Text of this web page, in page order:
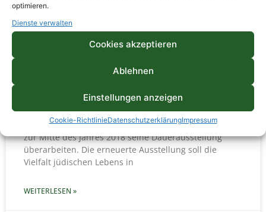
optimieren.
Dienste verwalten
Cookies akzeptieren
Ablehnen
Einstellungen anzeigen
Cookie-RichtlinieDatenschutzerklärungImpressum
WEITERLESEN »
Jüdisches Museum Dorsten
Das Jüdische Museum Westfalen in Dorsten wird bis
zur Mitte des Jahres 2018 seine Dauerausstellung
überarbeiten. Die erneuerte Ausstellung soll die
Vielfalt jüdischen Lebens in
WEITERLESEN »